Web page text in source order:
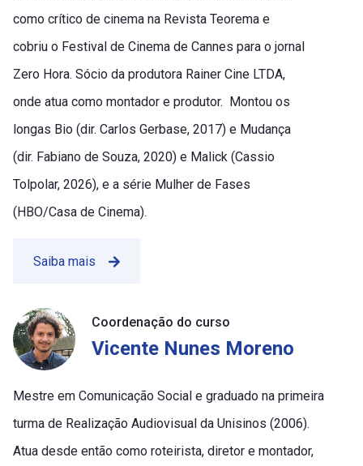
como crítico de cinema na Revista Teorema e
cobriu o Festival de Cinema de Cannes para o jornal
Zero Hora. Sócio da produtora Rainer Cine LTDA,
onde atua como montador e produtor. Montou os
longas Bio (dir. Carlos Gerbase, 2017) e Mudança
(dir. Fabiano de Souza, 2020) e Malick (Cassio
Tolpolar, 2026), e a série Mulher de Fases
(HBO/Casa de Cinema).
Saiba mais
Coordenação do curso
Vicente Nunes Moreno
Mestre em Comunicação Social e graduado na primeira
turma de Realização Audiovisual da Unisinos (2006).
Atua desde então como roteirista, diretor e montador,